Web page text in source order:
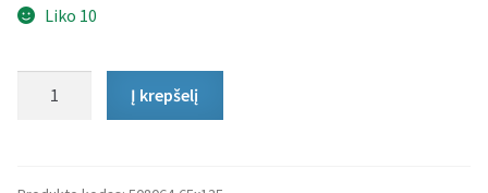
Liko 10
Į krepšelį